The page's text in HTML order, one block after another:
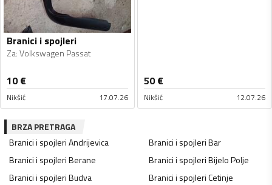
Branici i spojleri
Za:Volkswagen Passat
10€
Nikšić 17.07.26
50€
Nikšić 12.07.26
BRZA PRETRAGA
Branici i spojleriAndrijevica Branici i spojleriBar
Branici i spojleriBerane Branici i spojleriBijelo Polje
Branici i spojleriBudva Branici i spojleriCetinje